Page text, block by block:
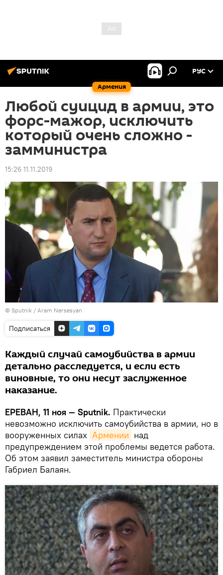
Армения
РУС
Любой суицид в армии, это
форс-мажор, исключить
который очень сложно -
замминистра
15:26 11.11.2019
© Sputnik / Aram Nersesyan
Подписаться
Каждый случай самоубийства в армии
детально расследуется, и если есть
виновные, то они несут заслуженное
наказание.
ЕРЕВАН, 11 ноя — Sputnik. Практически
невозможно исключить самоубийства в армии, но в
вооруженных силах Армении над
предупреждением этой проблемы ведется работа.
Об этом заявил заместитель министра обороны
Габриел Балаян.